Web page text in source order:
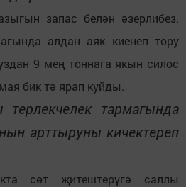
запас белән әзерлибез.
алдан аяк киенеп тору
9 мең тоннага якын силос
бик тә ярап куйды.
тармагында
арттыруны кичектереп
сөт җитештерүгә саллы